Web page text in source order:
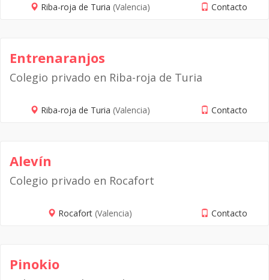
Riba-roja de Turia (Valencia) Contacto
Entrenaranjos
Colegio privado en Riba-roja de Turia
Riba-roja de Turia (Valencia) Contacto
Alevín
Colegio privado en Rocafort
Rocafort (Valencia) Contacto
Pinokio